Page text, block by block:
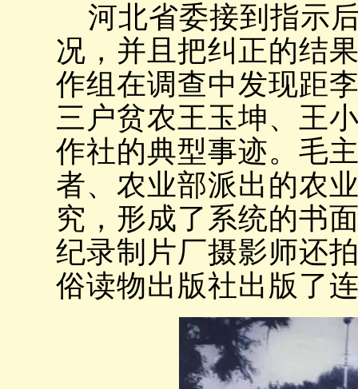
河北省委接到指示
况，并且把纠正的结
作组在调查中发现距
三户贫农王玉坤、王
作社的典型事迹。毛
者、农业部派出的农
究，形成了系统的书
纪录制片厂摄影师还
俗读物出版社出版了